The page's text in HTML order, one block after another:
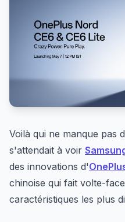
Voilà qui ne manque pas
s'attendait à voir
des innovations d'
chinoise qui fait volte-
caractéristiques les plus